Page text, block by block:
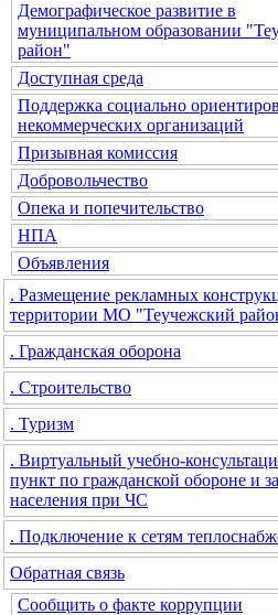
Демографическое развитие в
муниципальном образовании
район"
Доступная среда
Поддержка социально
некоммерческих организаций
Призывная комиссия
Добровольчество
Опека и попечительство
НПА
Объявления
. Размещение рекламных
территории МО "Теучежский
. Гражданская оборона
. Строительство
. Туризм
. Виртуальный учебно-
пункт по гражданской обороне и
населения при ЧС
. Подключение к сетям
Обратная связь
Сообщить о факте коррупции